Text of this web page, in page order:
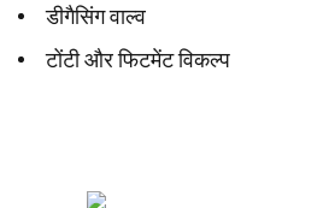
डीगैसिंग वाल्व
टोंटी और फिटमेंट विकल्प